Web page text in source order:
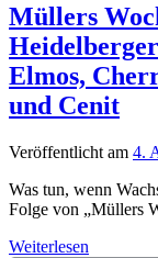
Müllers
Elmos,
und Cenit
Veröffentlicht am 4.
Was tun, wenn
Folge von „Müllers
Weiterlesen